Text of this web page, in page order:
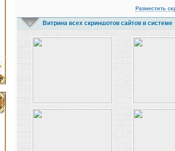
Разместить
Витрина всех скриншотов сайтов в системе